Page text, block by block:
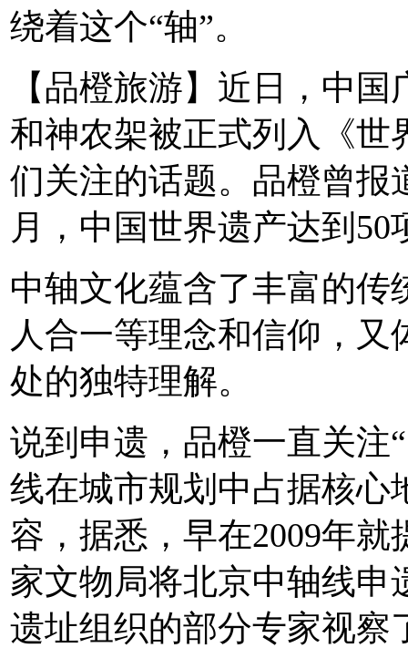
绕着这个“轴”。
【品橙旅游】近日，中
和神农架被正式列入《世
们关注的话题。品橙曾报
月，中国世界遗产达到
中轴文化蕴含了丰富的传
人合一等理念和信仰，
处的独特理解。
说到申遗，品橙一直关注
线在城市规划中占据核心
容，据悉，早在2009年
家文物局将北京中轴线申
遗址组织的部分专家视察